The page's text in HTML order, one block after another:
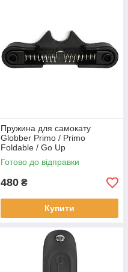
Пружина для самокату
Globber Primo / Primo
Foldable / Go Up
Готово до відправки
480 ₴
Купити